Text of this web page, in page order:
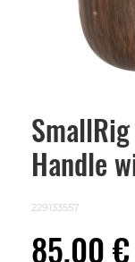
Handle
229133557
85,00 €
Skip
beginning
images